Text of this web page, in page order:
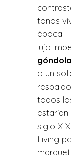
tonos
época.
lujo
góndola
o un
todos
siglo
Living